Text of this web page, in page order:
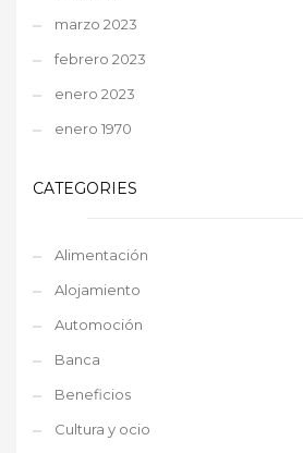
marzo 2023
febrero 2023
enero 2023
enero 1970
CATEGORIES
Alimentación
Alojamiento
Automoción
Banca
Beneficios
Cultura y ocio